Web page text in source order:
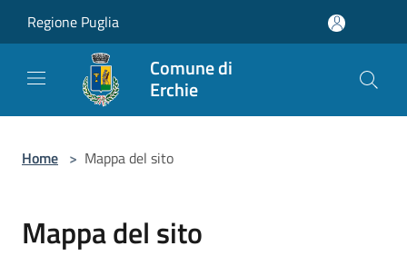
Regione Puglia
Comune di
Erchie
Home > Mappa del sito
Mappa del sito